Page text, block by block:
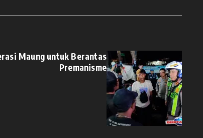
Maung untuk Berantas
Premanisme